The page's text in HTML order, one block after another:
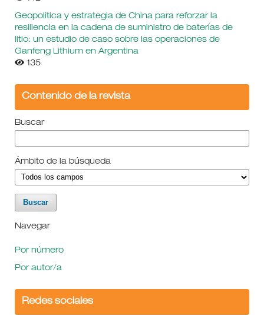
Geopolítica y estrategia de China para reforzar la
resiliencia en la cadena de suministro de baterías de
litio: un estudio de caso sobre las operaciones de
Ganfeng Lithium en Argentina
135
Contenido de la revista
Buscar
Ámbito de la búsqueda
Navegar
Por número
Por autor/a
Redes sociales